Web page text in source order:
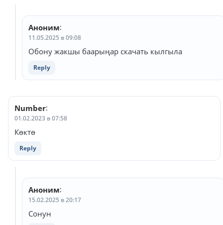
Аноним:
11.05.2025 в 09:08
Обону жакшы баарыңар скачать кылгыла
Reply
Number:
01.02.2023 в 07:58
Көктө
Reply
Аноним:
15.02.2025 в 20:17
Сонун